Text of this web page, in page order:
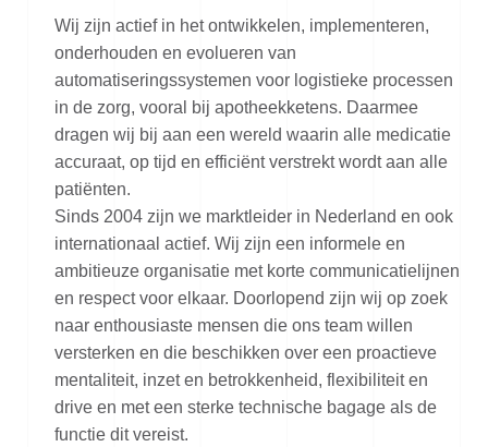
Wij zijn actief in het ontwikkelen, implementeren,
onderhouden en evolueren van
automatiseringssystemen voor logistieke processen
in de zorg, vooral bij apotheekketens. Daarmee
dragen wij bij aan een wereld waarin alle medicatie
accuraat, op tijd en efficiënt verstrekt wordt aan alle
patiënten.
Sinds 2004 zijn we marktleider in Nederland en ook
internationaal actief. Wij zijn een informele en
ambitieuze organisatie met korte communicatielijnen
en respect voor elkaar. Doorlopend zijn wij op zoek
naar enthousiaste mensen die ons team willen
versterken en die beschikken over een proactieve
mentaliteit, inzet en betrokkenheid, flexibiliteit en
drive en met een sterke technische bagage als de
functie dit vereist.